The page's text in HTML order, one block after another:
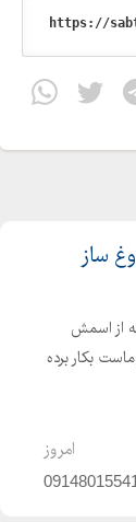
ساز
از اسمش
بکار برده
امروز
09148015541